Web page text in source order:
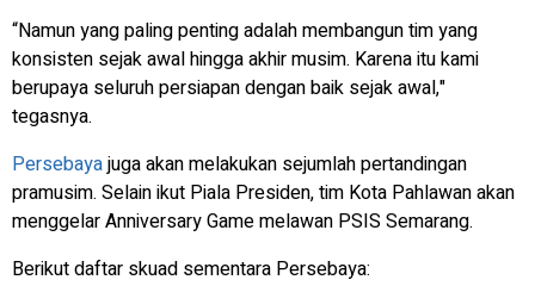
“Namun yang paling penting adalah membangun tim yang
konsisten sejak awal hingga akhir musim. Karena itu kami
berupaya seluruh persiapan dengan baik sejak awal,"
tegasnya.
Persebayajuga akan melakukan sejumlah pertandingan
pramusim. Selain ikut Piala Presiden, tim Kota Pahlawan akan
menggelar Anniversary Game melawan PSIS Semarang.
Berikut daftar skuad sementara Persebaya: